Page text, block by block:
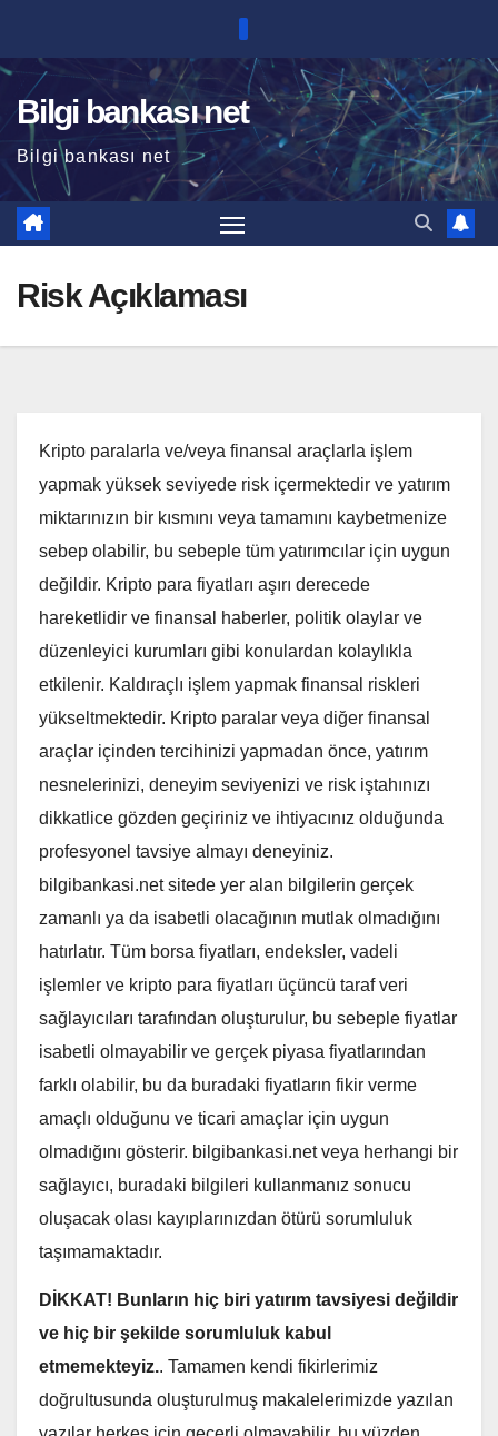
content
Bilgi bankası net
Bilgi bankası net
Risk Açıklaması
Kripto paralarla ve/veya finansal araçlarla işlem
yapmak yüksek seviyede risk içermektedir ve yatırım
miktarınızın bir kısmını veya tamamını kaybetmenize
sebep olabilir, bu sebeple tüm yatırımcılar için uygun
değildir. Kripto para fiyatları aşırı derecede
hareketlidir ve finansal haberler, politik olaylar ve
düzenleyici kurumları gibi konulardan kolaylıkla
etkilenir. Kaldıraçlı işlem yapmak finansal riskleri
yükseltmektedir. Kripto paralar veya diğer finansal
araçlar içinden tercihinizi yapmadan önce, yatırım
nesnelerinizi, deneyim seviyenizi ve risk iştahınızı
dikkatlice gözden geçiriniz ve ihtiyacınız olduğunda
profesyonel tavsiye almayı deneyiniz.
bilgibankasi.net sitede yer alan bilgilerin gerçek
zamanlı ya da isabetli olacağının mutlak olmadığını
hatırlatır. Tüm borsa fiyatları, endeksler, vadeli
işlemler ve kripto para fiyatları üçüncü taraf veri
sağlayıcıları tarafından oluşturulur, bu sebeple fiyatlar
isabetli olmayabilir ve gerçek piyasa fiyatlarından
farklı olabilir, bu da buradaki fiyatların fikir verme
amaçlı olduğunu ve ticari amaçlar için uygun
olmadığını gösterir. bilgibankasi.net veya herhangi bir
sağlayıcı, buradaki bilgileri kullanmanız sonucu
oluşacak olası kayıplarınızdan ötürü sorumluluk
taşımamaktadır.
DİKKAT! Bunların hiç biri yatırım tavsiyesi değildir
ve hiç bir şekilde sorumluluk kabul
etmemekteyiz.. Tamamen kendi fikirlerimiz
doğrultusunda oluşturulmuş makalelerimizde yazılan